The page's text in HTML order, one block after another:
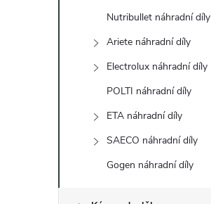
n
Nutribullet náhradní díly
Ariete náhradní díly
Electrolux náhradní díly
POLTI náhradní díly
ETA náhradní díly
SAECO náhradní díly
Gogen náhradní díly